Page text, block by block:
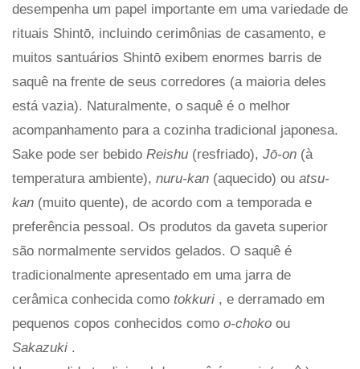
desempenha um papel importante em uma variedade de
rituais Shintō, incluindo cerimônias de casamento, e
muitos santuários Shintō exibem enormes barris de
saquê na frente de seus corredores (a maioria deles
está vazia). Naturalmente, o saquê é o melhor
acompanhamento para a cozinha tradicional japonesa.
Sake pode ser bebido Reishu (resfriado), Jō-on (à
temperatura ambiente), nuru-kan (aquecido) ou atsu-
kan (muito quente), de acordo com a temporada e
preferência pessoal. Os produtos da gaveta superior
são normalmente servidos gelados. O saquê é
tradicionalmente apresentado em uma jarra de
cerâmica conhecida como tokkuri , e derramado em
pequenos copos conhecidos como o-choko ou
Sakazuki .